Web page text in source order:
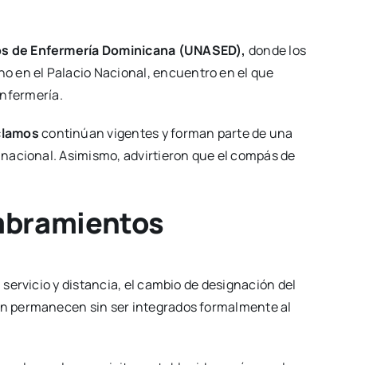
de Enfermería Dominicana (UNASED), donde los
en el Palacio Nacional, encuentro en el que
continúan vigentes y forman parte de una
Asimismo, advirtieron que el compás de
y distancia, el cambio de designación del
permanecen sin ser integrados formalmente al